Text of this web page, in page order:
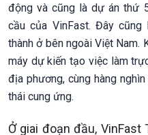
động và cũng là dự án thứ
cầu của VinFast. Đây
thành ở bên ngoài Việt Nam.
máy dự kiến tạo việc làm
địa phương, cùng hàng
thái cung ứng.
Ở giai đoạn đầu,